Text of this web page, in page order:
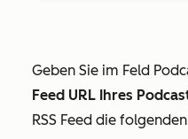
Geben Sie im Feld
Feed URL Ihres
RSS Feed die